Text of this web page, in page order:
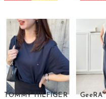
TOMMY HILFIGER GeeRA